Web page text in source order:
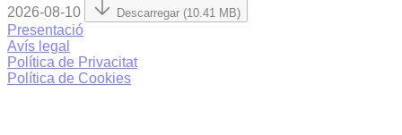
2026-08-10 Descarregar (10.41 MB)
Presentació
Avís legal
Política de Privacitat
Política de Cookies